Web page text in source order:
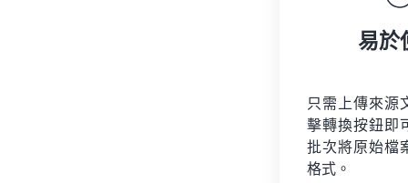
易於
只需上傳來源
擊轉換按鈕即
批次將原始檔
格式。